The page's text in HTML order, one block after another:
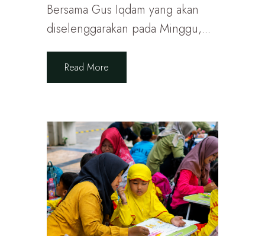
Bersama Gus Iqdam yang akan
diselenggarakan pada Minggu,...
Read More